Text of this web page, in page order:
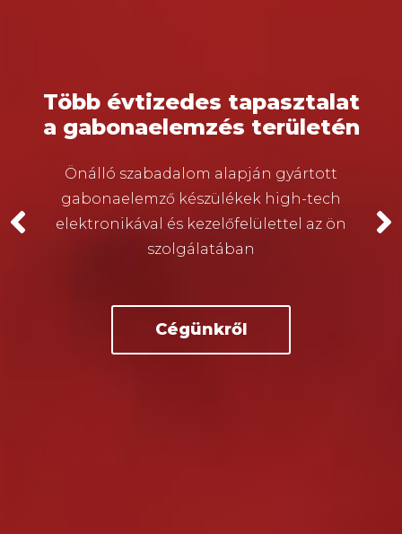
Több évtizedes tapasztalat
a gabonaelemzés területén
Önálló szabadalom alapján gyártott
gabonaelemző készülékek high-tech
elektronikával és kezelőfelülettel az ön
szolgálatában
Cégünkről